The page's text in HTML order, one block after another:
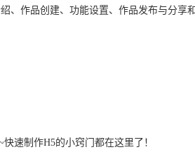
、作品创建、功能设置、作品发布与分
速制作H5的小窍门都在这里了！